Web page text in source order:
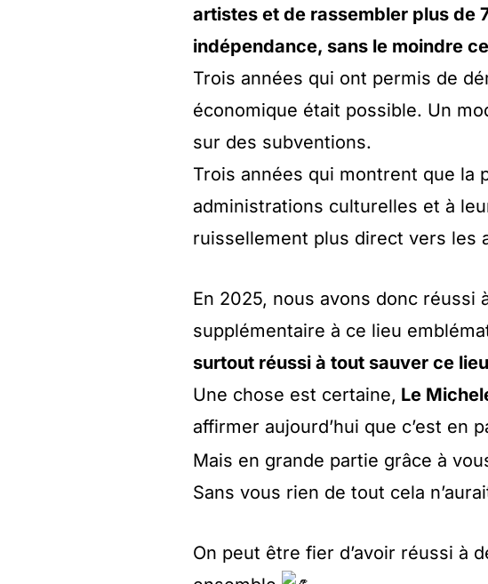
artistes et de rassembler plus de
indépendance, sans le moindre
Trois années qui ont permis de
économique était possible. Un
sur des subventions.
Trois années qui montrent que la
administrations culturelles et à
ruissellement plus direct vers les
En 2025, nous avons donc réussi
supplémentaire à ce lieu
surtout réussi à tout sauver ce
Une chose est certaine, Le
affirmer aujourd’hui que c’est en
Mais en grande partie grâce à
Sans vous rien de tout cela
On peut être fier d’avoir réussi à